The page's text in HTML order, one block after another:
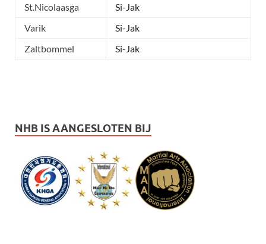
St.Nicolaasga
Si-Jak
Varik
Si-Jak
Zaltbommel
Si-Jak
NHB IS AANGESLOTEN BIJ